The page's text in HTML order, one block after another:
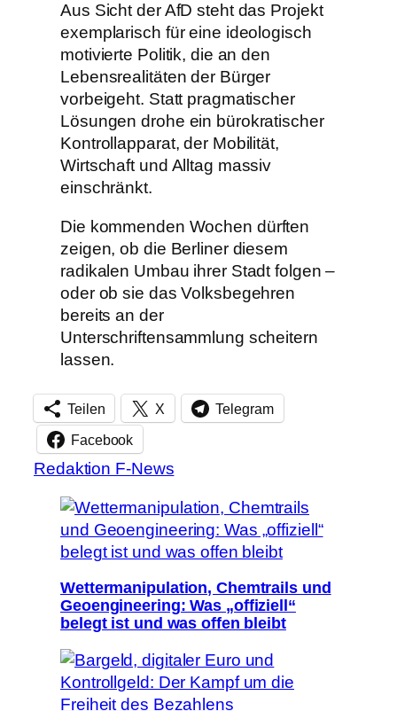
Aus Sicht der AfD steht das Projekt
exemplarisch für eine ideologisch
motivierte Politik, die an den
Lebensrealitäten der Bürger
vorbeigeht. Statt pragmatischer
Lösungen drohe ein bürokratischer
Kontrollapparat, der Mobilität,
Wirtschaft und Alltag massiv
einschränkt.
Die kommenden Wochen dürften
zeigen, ob die Berliner diesem
radikalen Umbau ihrer Stadt folgen –
oder ob sie das Volksbegehren
bereits an der
Unterschriftensammlung scheitern
lassen.
Teilen X Telegram
Facebook
Redaktion F-News
Wettermanipulation, Chemtrails und
Geoengineering: Was „offiziell“
belegt ist und was offen bleibt